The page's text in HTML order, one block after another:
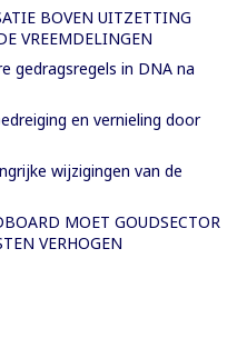
BOVEN UITZETTING
VREEMDELINGEN
gedragsregels in DNA na
en vernieling door
wijzigingen van de
MOET GOUDSECTOR
VERHOGEN